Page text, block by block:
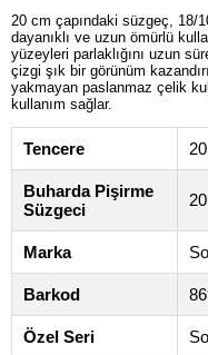
20 cm çapındaki süzgeç, 18/
dayanıklı ve uzun ömürlü
yüzeyleri parlaklığını uzun
çizgi şık bir görünüm
yakmayan paslanmaz çelik
kullanım sağlar.
Tencere
Buharda Pişirme
Süzgeci
Marka
Barkod
Özel Seri